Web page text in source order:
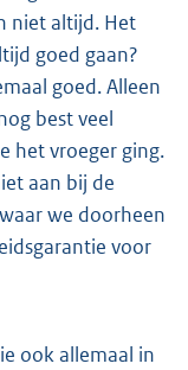
niet altijd. Het
goed gaan?
goed. Alleen
best veel
het vroeger ging.
aan bij de
we doorheen
voor
ook allemaal in